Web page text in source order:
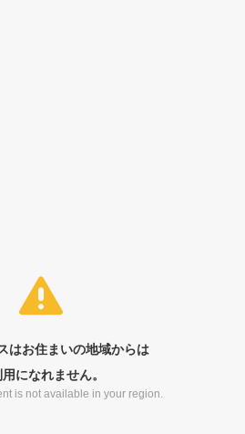
はお住まいの地域からは
になれません。
is not available in your region.